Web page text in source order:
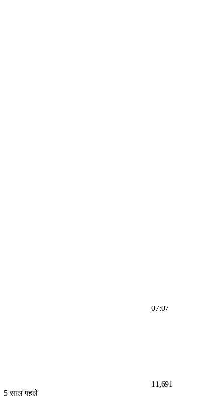
07:07
11,691
5 साल पहले